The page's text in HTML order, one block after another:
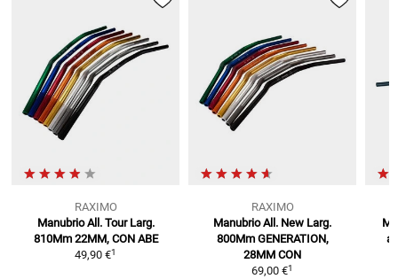
RAXIMO
Manubrio All. Tour Larg.
810Mm 22MM, CON ABE
49,90 €1
RAXIMO
Manubrio All. New Larg.
800Mm GENERATION,
28MM CON
69,00 €1